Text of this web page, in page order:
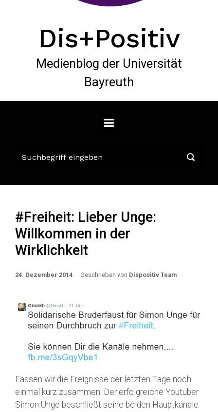
Dis+Positiv
Medienblog der Universität
Bayreuth
#Freiheit: Lieber Unge:
Willkommen in der
Wirklichkeit
24. Dezember 2014 Geschrieben von Dispositiv Team
Fassen wir die Ereignisse der letzten Tage noch
einmal kurz zusammen: Der erfolgreiche Youtuber
Simon Unge beschließt seine beiden Hauptkanäle